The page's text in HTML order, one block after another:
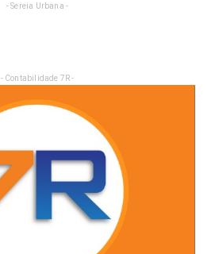
- Sereia Urbana -
- Contabilidade 7R -